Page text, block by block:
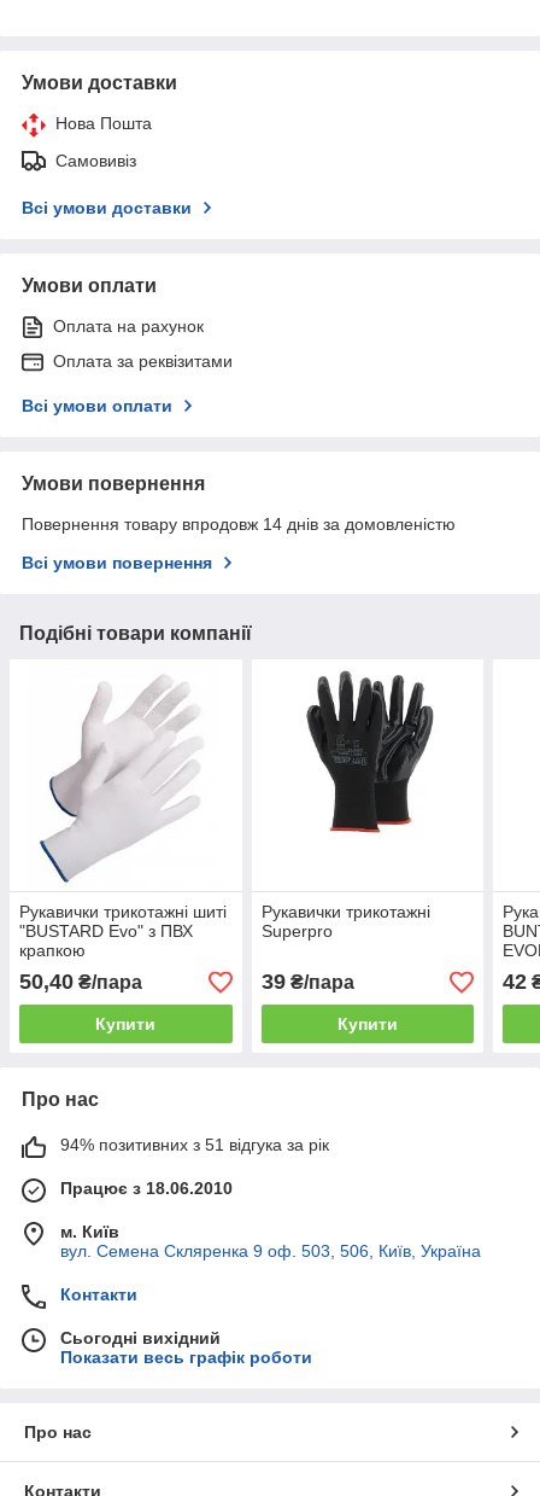
Умови доставки
Нова Пошта
Самовивіз
Всі умови доставки
Умови оплати
Оплата на рахунок
Оплата за реквізитами
Всі умови оплати
Умови повернення
Повернення товару впродовж 14 днів за домовленістю
Всі умови повернення
Подібні товари компанії
Рукавички трикотажні шиті
"BUSTARD Evo" з ПВХ
крапкою
50,40 ₴/пара
Купити
Рукавички трикотажні
Superpro
39₴/пара
Купити
42
Про нас
94% позитивних з 51 відгука за рік
Працює з 18.06.2010
м. Київ
вул. Семена Скляренка 9 оф. 503, 506, Київ, Україна
Контакти
Сьогодні вихідний
Показати весь графік роботи
Про нас
Контакти